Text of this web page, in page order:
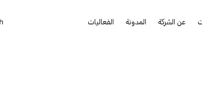
عن الشركة المدونة الفعاليات